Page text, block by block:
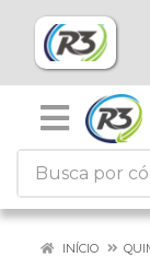
INÍCIO